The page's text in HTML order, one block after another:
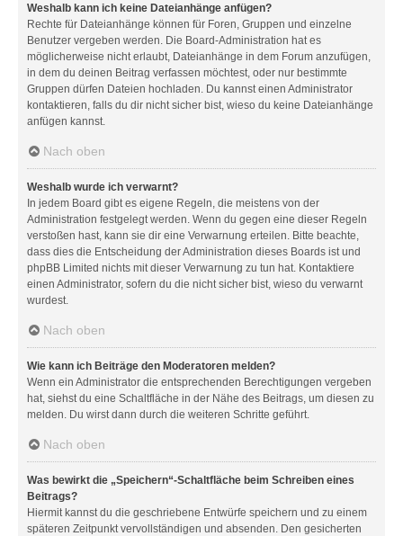
Weshalb kann ich keine Dateianhänge anfügen?
Rechte für Dateianhänge können für Foren, Gruppen und einzelne
Benutzer vergeben werden. Die Board-Administration hat es
möglicherweise nicht erlaubt, Dateianhänge in dem Forum anzufügen,
in dem du deinen Beitrag verfassen möchtest, oder nur bestimmte
Gruppen dürfen Dateien hochladen. Du kannst einen Administrator
kontaktieren, falls du dir nicht sicher bist, wieso du keine Dateianhänge
anfügen kannst.
Nach oben
Weshalb wurde ich verwarnt?
In jedem Board gibt es eigene Regeln, die meistens von der
Administration festgelegt werden. Wenn du gegen eine dieser Regeln
verstoßen hast, kann sie dir eine Verwarnung erteilen. Bitte beachte,
dass dies die Entscheidung der Administration dieses Boards ist und
phpBB Limited nichts mit dieser Verwarnung zu tun hat. Kontaktiere
einen Administrator, sofern du die nicht sicher bist, wieso du verwarnt
wurdest.
Nach oben
Wie kann ich Beiträge den Moderatoren melden?
Wenn ein Administrator die entsprechenden Berechtigungen vergeben
hat, siehst du eine Schaltfläche in der Nähe des Beitrags, um diesen zu
melden. Du wirst dann durch die weiteren Schritte geführt.
Nach oben
Was bewirkt die „Speichern“-Schaltfläche beim Schreiben eines
Beitrags?
Hiermit kannst du die geschriebene Entwürfe speichern und zu einem
späteren Zeitpunkt vervollständigen und absenden. Den gesicherten